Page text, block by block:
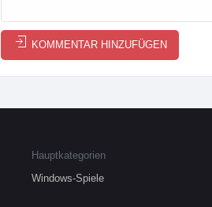
KOMMENTAR HINZUFÜGEN
Hauptkategorien
Windows-Spiele